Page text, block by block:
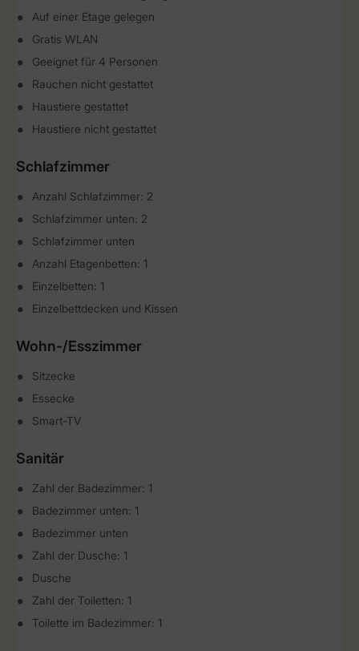
Auf einer Etage gelegen
Gratis WLAN
Geeignet für 4 Personen
Rauchen nicht gestattet
Haustiere gestattet
Haustiere nicht gestattet
Schlafzimmer
Anzahl Schlafzimmer: 2
Schlafzimmer unten: 2
Schlafzimmer unten
Anzahl Etagenbetten: 1
Einzelbetten: 1
Einzelbettdecken und Kissen
Wohn-/Esszimmer
Sitzecke
Essecke
Smart-TV
Sanitär
Zahl der Badezimmer: 1
Badezimmer unten: 1
Badezimmer unten
Zahl der Dusche: 1
Dusche
Zahl der Toiletten: 1
Toilette im Badezimmer: 1